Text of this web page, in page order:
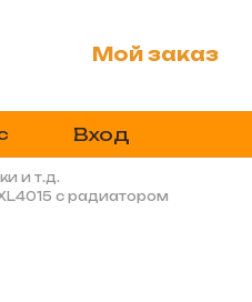
Мой заказ
Вход
и т.д.
с радиатором